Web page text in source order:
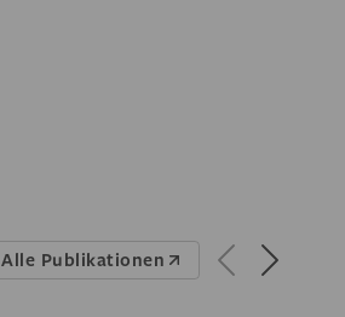
Alle Publikationen